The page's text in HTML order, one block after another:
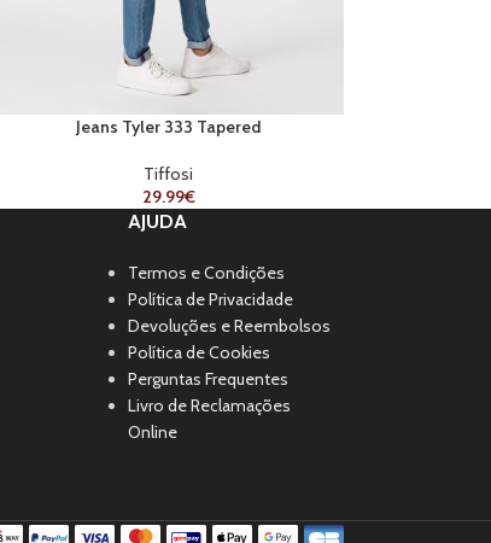
Jeans Tyler 333 Tapered
Tiffosi
29.99€
AJUDA
Termos e Condições
Política de Privacidade
Devoluções e Reembolsos
Política de Cookies
Perguntas Frequentes
Livro de Reclamações
Online